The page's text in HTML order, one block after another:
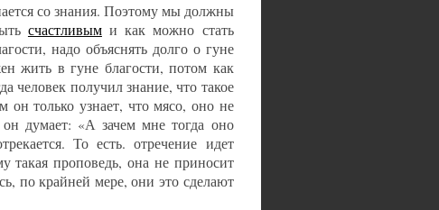
со знания. Поэтому мы должны
счастливыми как можно стать
надо объяснять долго о гуне
жить в гуне благости, потом как
человек получил знание, что такое
он только узнает, что мясо, оно не
он думает: «А зачем мне тогда оно
То есть. отречение идет
такая проповедь, она не приносит
по крайней мере, они это сделают